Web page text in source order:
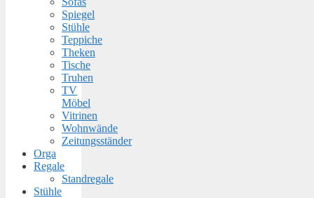
Spiegel
Stühle
Teppiche
Theken
Tische
Truhen
TV
Möbel
Vitrinen
Wohnwände
Zeitungsständer
Orga
Regale
Standregale
Stühle